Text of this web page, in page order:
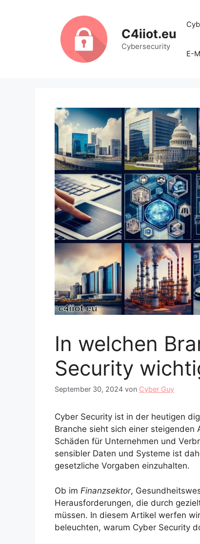
C4iiot.eu
Cybersecurity
E-
In welchen
Security
September 30, 2024 von Cyber Guy
Cyber Security ist in der heutigen
Branche sieht sich einer steigenden
Schäden für Unternehmen und
sensibler Daten und Systeme ist
gesetzliche Vorgaben einzuhalten.
Ob im Finanzsektor,
Herausforderungen, die durch
müssen. In diesem Artikel werfen
beleuchten, warum Cyber Security